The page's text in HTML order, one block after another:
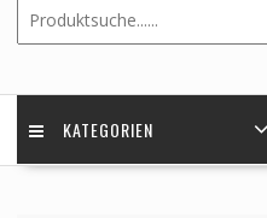
KATEGORIEN